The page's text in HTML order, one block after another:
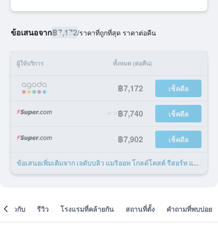
ข้อเสนอจาก฿7,172/ราคาที่ถูกที่สุด ราคาต่อคืน
ผู้ให้บริการ ทั้งหมด (ต่อคืน)
฿7,172 เช็คดีล
฿7,740 เช็คดีล
฿7,902 เช็คดีล
ข้อเสนอเพิ่มเติมจาก เจดับบลิว แมริออท โกลด์โคสต์ รีสอร์ท แอนด์ สปา 51 รายการ
เกี่ยวกับ รีวิว โรงแรมที่คล้ายกัน สถานที่ตั้ง คำถามที่พบบ่อย